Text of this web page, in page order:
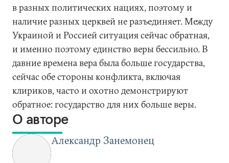
в разных политических нациях, поэтому и
наличие разных церквей не разъединяет. Между
Украиной и Россией ситуация сейчас обратная,
и именно поэтому единство веры бессильно. В
давние времена вера была больше государства,
сейчас обе стороны конфликта, включая
клириков, часто и охотно демонстрируют
обратное: государство для них больше веры.
О авторе
Александр Занемонец